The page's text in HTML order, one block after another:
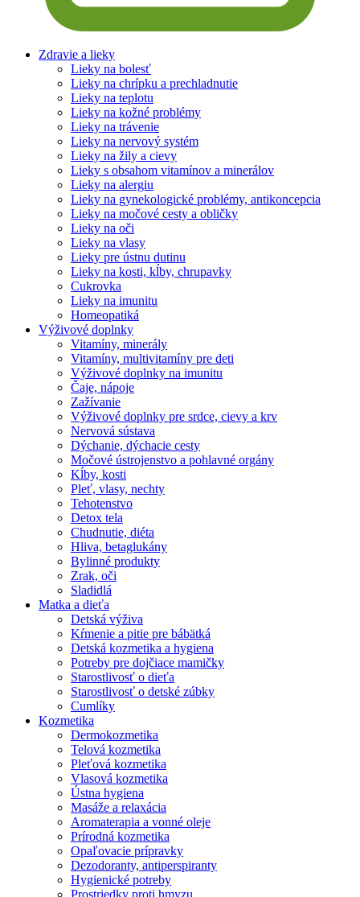
Zdravie a lieky
Lieky na bolesť
Lieky na chrípku a prechladnutie
Lieky na teplotu
Lieky na kožné problémy
Lieky na trávenie
Lieky na nervový systém
Lieky na žily a cievy
Lieky s obsahom vitamínov a minerálov
Lieky na alergiu
Lieky na gynekologické problémy, antikoncepcia
Lieky na močové cesty a obličky
Lieky na oči
Lieky na vlasy
Lieky pre ústnu dutinu
Lieky na kosti, kĺby, chrupavky
Cukrovka
Lieky na imunitu
Homeopatiká
Výživové doplnky
Vitamíny, minerály
Vitamíny, multivitamíny pre deti
Výživové doplnky na imunitu
Čaje, nápoje
Zažívanie
Výživové doplnky pre srdce, cievy a krv
Nervová sústava
Dýchanie, dýchacie cesty
Močové ústrojenstvo a pohlavné orgány
Kĺby, kosti
Pleť, vlasy, nechty
Tehotenstvo
Detox tela
Chudnutie, diéta
Hliva, betaglukány
Bylinné produkty
Zrak, oči
Sladidlá
Matka a dieťa
Detská výživa
Kŕmenie a pitie pre bábätká
Detská kozmetika a hygiena
Potreby pre dojčiace mamičky
Starostlivosť o dieťa
Starostlivosť o detské zúbky
Cumlíky
Kozmetika
Dermokozmetika
Telová kozmetika
Pleťová kozmetika
Vlasová kozmetika
Ústna hygiena
Masáže a relaxácia
Aromaterapia a vonné oleje
Prírodná kozmetika
Opaľovacie prípravky
Dezodoranty, antiperspiranty
Hygienické potreby
Prostriedky proti hmyzu